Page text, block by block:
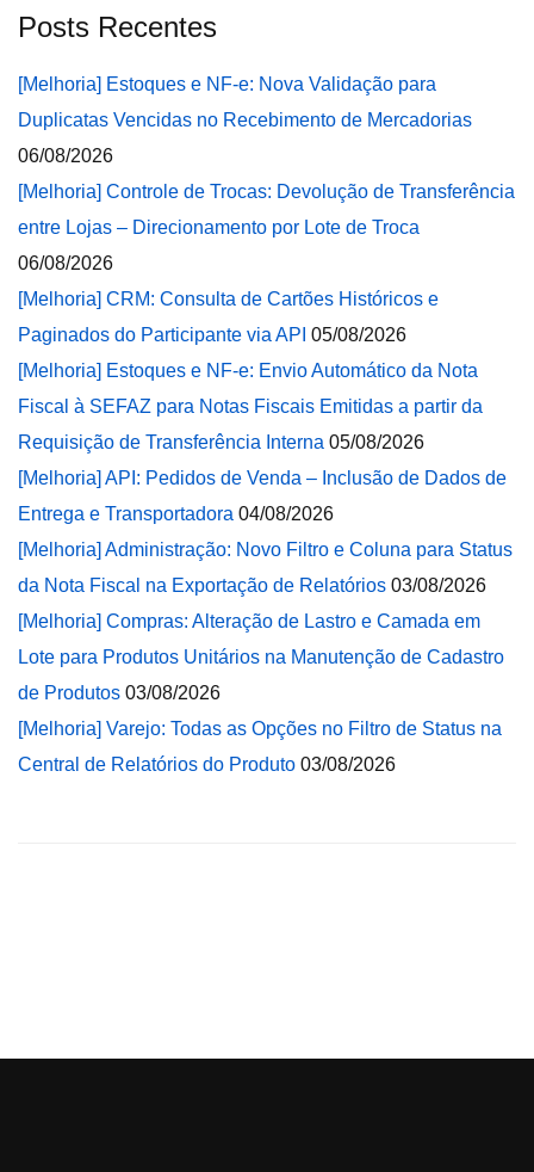
Posts Recentes
[Melhoria] Estoques e NF-e: Nova Validação para
Duplicatas Vencidas no Recebimento de Mercadorias
06/08/2026
[Melhoria] Controle de Trocas: Devolução de Transferência
entre Lojas – Direcionamento por Lote de Troca
06/08/2026
[Melhoria] CRM: Consulta de Cartões Históricos e
Paginados do Participante via API 05/08/2026
[Melhoria] Estoques e NF-e: Envio Automático da Nota
Fiscal à SEFAZ para Notas Fiscais Emitidas a partir da
Requisição de Transferência Interna 05/08/2026
[Melhoria] API: Pedidos de Venda – Inclusão de Dados de
Entrega e Transportadora 04/08/2026
[Melhoria] Administração: Novo Filtro e Coluna para Status
da Nota Fiscal na Exportação de Relatórios 03/08/2026
[Melhoria] Compras: Alteração de Lastro e Camada em
Lote para Produtos Unitários na Manutenção de Cadastro
de Produtos 03/08/2026
[Melhoria] Varejo: Todas as Opções no Filtro de Status na
Central de Relatórios do Produto 03/08/2026